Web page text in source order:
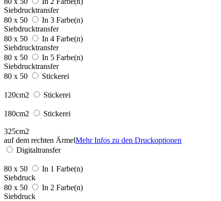
Siebdrucktransfer
80 x 50
In 3 Farbe(n)
Siebdrucktransfer
80 x 50
In 4 Farbe(n)
Siebdrucktransfer
80 x 50
In 5 Farbe(n)
Siebdrucktransfer
80 x 50
Stickerei
120cm2 Stickerei
180cm2 Stickerei
325cm2
auf dem rechten ÄrmelMehr Infos zu den Druckoptionen
Digitaltransfer
80 x 50
In 1 Farbe(n)
Siebdruck
80 x 50
In 2 Farbe(n)
Siebdruck